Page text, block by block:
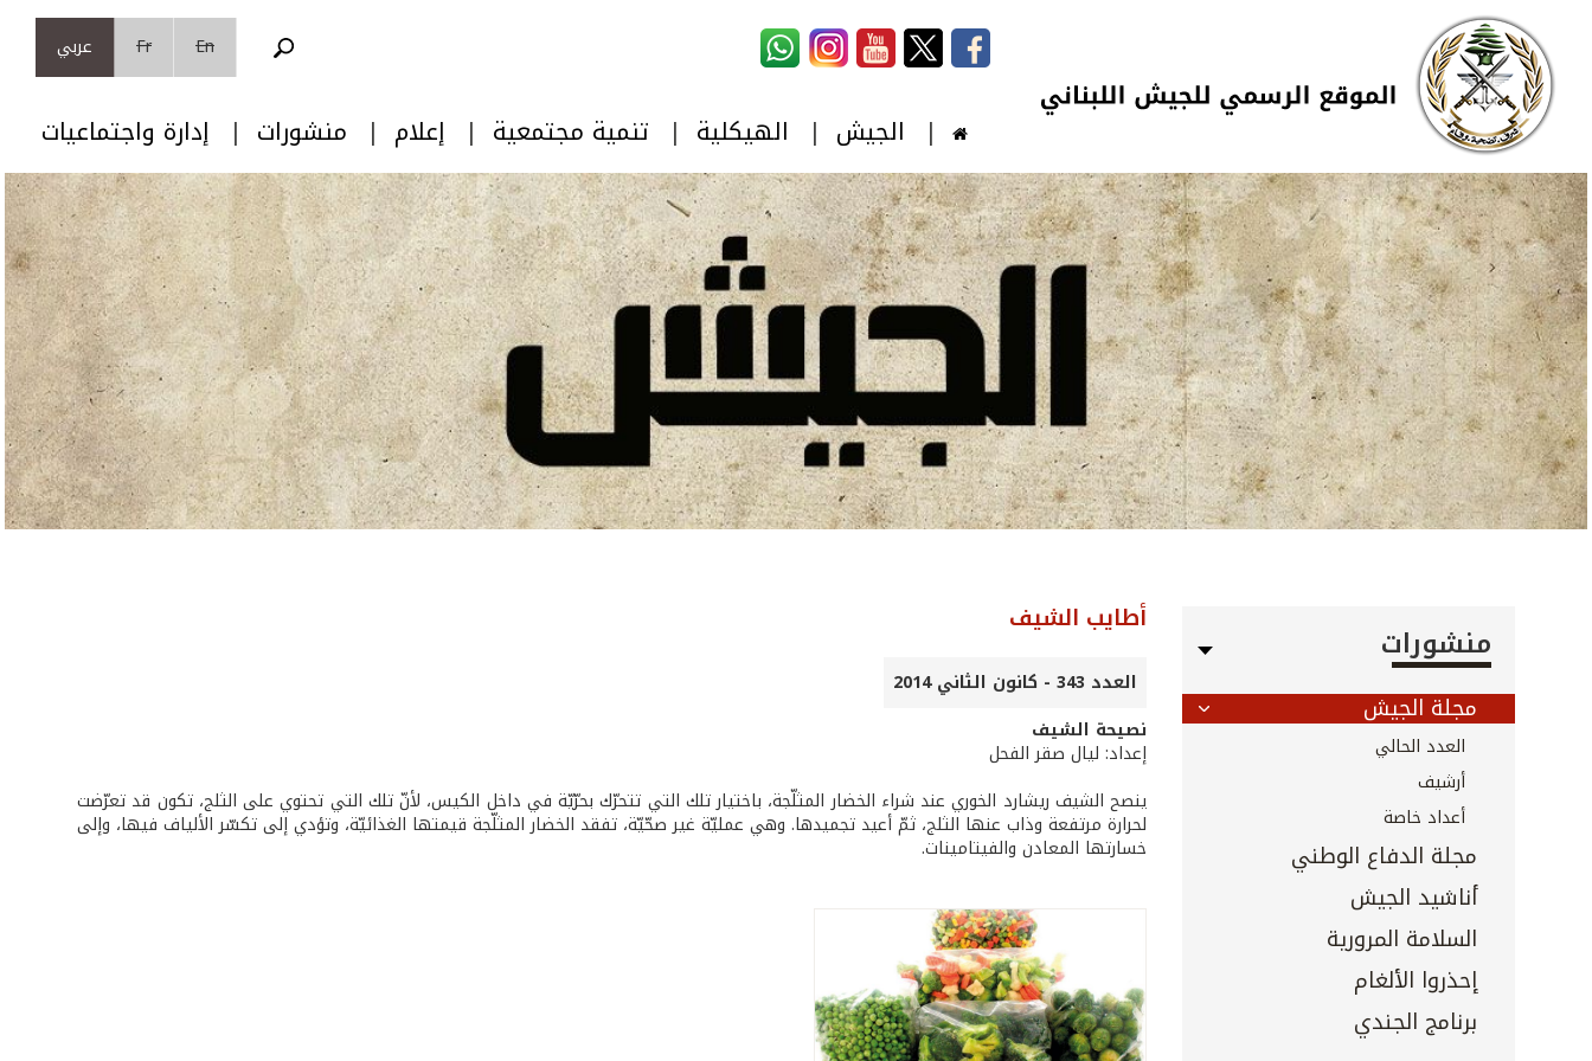
تجاوز إلى المحتوى الرئيسي
Skip to navigation
En
Fr عربي
الجيش الهيكلية تنمية مجتمعية إعلام منشورات إدارة واجتماعيات
منشورات
مجلة الجيش
العدد الحالي
أرشيف
أعداد خاصة
مجلة الدفاع الوطني
أناشيد الجيش
السلامة المرورية
إحذروا الألغام
برنامج الجندي
أطايب الشيف
العدد 343 - كانون الثاني 2014
نصيحة الشيف
إعداد: ليال صقر الفحل
ينصح الشيف ريشارد الخوري عند شراء الخضار المثلّجة، باختيار تلك التي تتحرّك بحرّيّة في داخل الكيس، لأنّ تلك التي تحتوي على الثلج، تكون قد تعرّضت
لحرارة مرتفعة وذاب عنها الثلج، ثمّ أعيد تجميدها. وهي عمليّة غير صحّيّة، تفقد الخضار المثلّجة قيمتها الغذائيّة، وتؤدي إلى تكسّر الألياف فيها، وإلى
خسارتها المعادن والفيتامينات.